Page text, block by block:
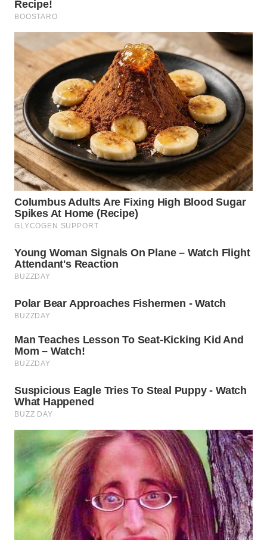
WN
SUMEDANG
WN
CIANJUR
WN
KEPULAUAN
SERIBU
WN
TANGERANG
BINJAI
CIREBON
KUNINGAN
MAJALENGKA
WN
SUBANG
WN
SUKABUMI
WN
PURWAKARTA